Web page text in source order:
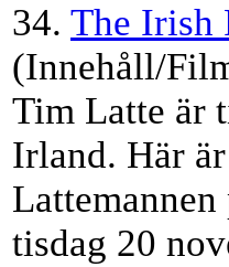
34. The Irish
(Innehåll/
Tim Latte är
Irland. Här
Lattemannen
tisdag 20